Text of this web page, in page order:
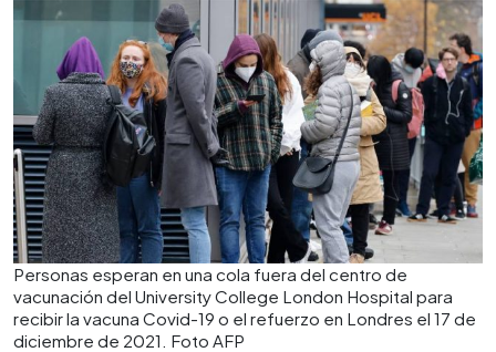
Personas esperan en una cola fuera del centro de
vacunación del University College London Hospital para
recibir la vacuna Covid-19 o el refuerzo en Londres el 17 de
diciembre de 2021. Foto AFP